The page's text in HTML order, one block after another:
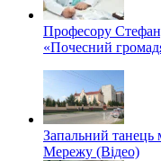
Професору
«Почесний
Запальний танець
Мережу (Відео)